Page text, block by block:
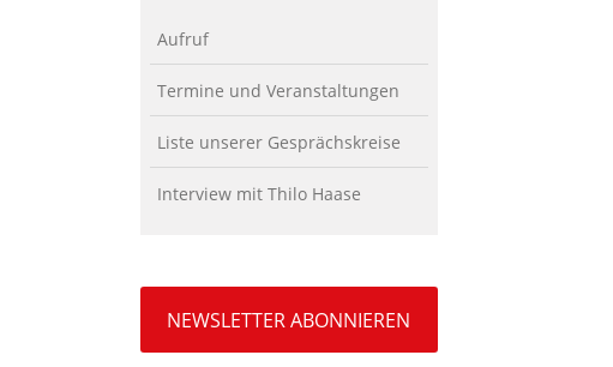
Aufruf
Termine und Veranstaltungen
Liste unserer Gesprächskreise
Interview mit Thilo Haase
NEWSLETTER ABONNIEREN